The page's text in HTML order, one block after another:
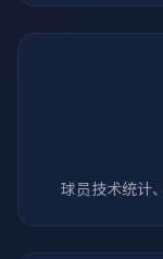
球员技术统计